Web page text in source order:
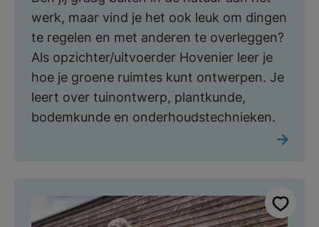
werk, maar vind je het ook leuk om dingen
te regelen en met anderen te overleggen?
Als opzichter/uitvoerder Hovenier leer je
hoe je groene ruimtes kunt ontwerpen. Je
leert over tuinontwerp, plantkunde,
bodemkunde en onderhoudstechnieken.